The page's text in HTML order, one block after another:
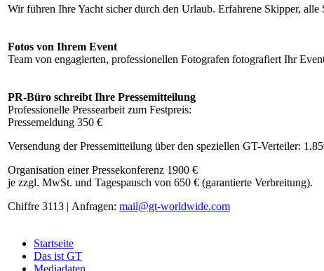
Wir führen Ihre Yacht sicher durch den Urlaub. Erfahrene Skipper,
Fotos von Ihrem Event
Team von engagierten, professionellen Fotografen fotografiert Ihr
PR-Büro schreibt Ihre Pressemitteilung
Professionelle Pressearbeit zum Festpreis:
Pressemeldung 350 €
Versendung der Pressemitteilung über den speziellen GT-Verteiler:
Organisation einer Pressekonferenz 1900 €
je zzgl. MwSt. und Tagespausch von 650 € (garantierte Verbreitung).
Chiffre 3113 | Anfragen: mail@gt-worldwide.com
Startseite
Das ist GT
Mediadaten